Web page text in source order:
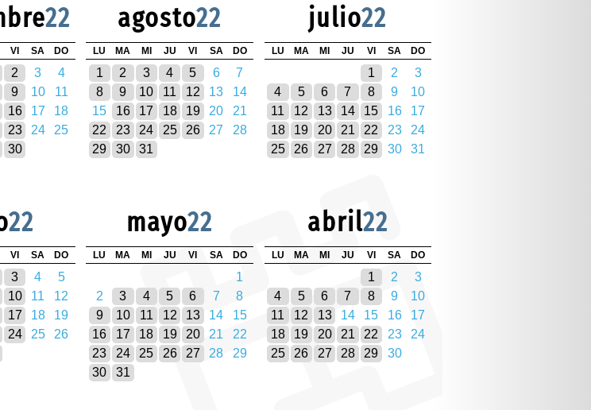
22
VI SA DO
2 3
4
9 10
11
16 17
18
23 24
25
30
agosto22
LU MA MI JU VI SA DO
1 2 3 4 5 6
7
8
9 10 11 12 13
14
15
16 17 18 19 20
21
22
23 24 25 26 27
28
29
30 31
julio22
LU MA MI JU VI SA DO
1 2
3
4
5 6 7 8 9
10
11
12 13 14 15 16
17
18
19 20 21 22 23
24
25
26 27 28 29 30 31
22
VI SA DO
3 4
5
10 11
12
17 18
19
24 25
26
mayo22
LU MA MI JU VI SA DO
1
2
3 4 5 6 7
8
9
10 11 12 13 14
15
16
17 18 19 20 21
22
23
24 25 26 27 28
29
30
31
abril22
LU MA MI JU VI SA DO
1 2
3
4
5 6 7 8 9
10
11
12 13 14 15 16
17
18
19 20 21 22 23
24
25
26 27 28 29 30